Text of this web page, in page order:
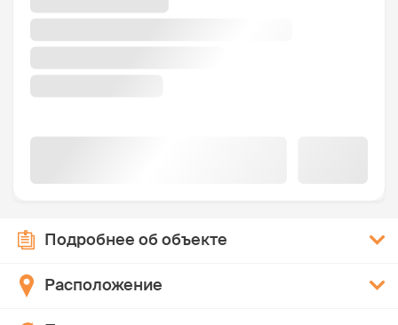
Подробнее об объекте
Расположение